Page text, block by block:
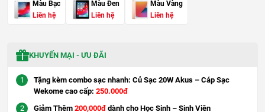
Màu Bạc
Liên hệ
Màu Đen
Liên hệ
Màu Vàng
Liên hệ
KHUYẾN MẠI - ƯU ĐÃI
Tặng kèm combo sạc nhanh: Củ Sạc 20W Akus – Cáp Sạc
Wekome cao cấp: 250.000đ
Giảm Thêm 200,000đ dành cho Học Sinh – Sinh Viên